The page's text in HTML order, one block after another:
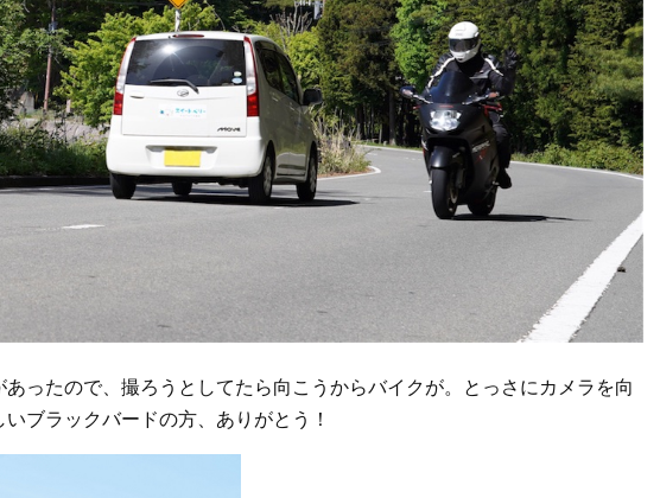
ったので、撮ろうとしてたら向こうからバイクが。とっさにカメラを向
ブラックバードの方、ありがとう！